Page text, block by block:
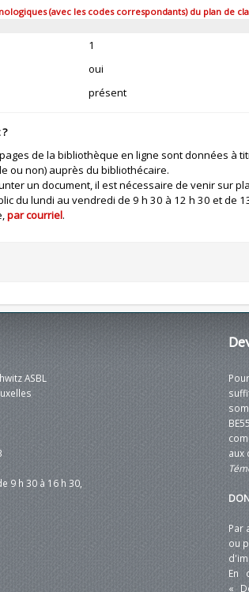
(avec les codes correspondants) du plan de
1
oui
présent
de la bibliothèque en ligne sont données
ou non) auprès du bibliothécaire.
un document, il est nécessaire de venir sur
du lundi au vendredi de 9 h 30 à 12 h 30 et
par courriel.
ASBL
9 h 30 à 16 h 30,
aux
Par
ou
En
«